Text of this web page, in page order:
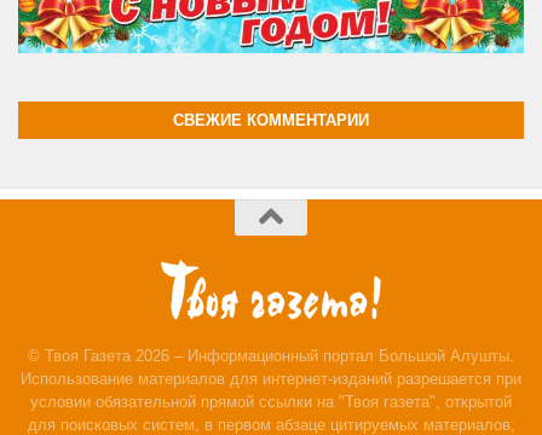
СВЕЖИЕ КОММЕНТАРИИ
© Твоя Газета 2026 – Информационный портал Большой Алушты.
Использование материалов для интернет-изданий разрешается при
условии обязательной прямой ссылки на "Твоя газета", открытой
для поисковых систем, в первом абзаце цитируемых материалов;